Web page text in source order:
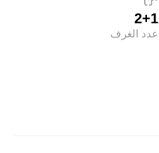
2+1
عدد الغرف